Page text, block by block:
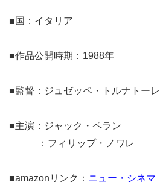
■国：イタリア
■作品公開時期：1988年
■監督：ジュゼッペ・トルナトーレ
■主演：ジャック・ペラン
：フィリップ・ノワレ
■amazonリンク： ニュー・シネマ